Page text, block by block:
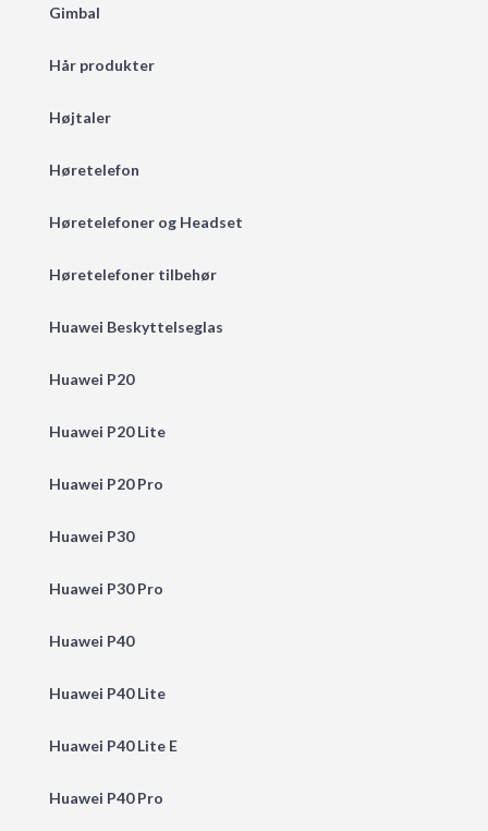
Gimbal
Hår produkter
Højtaler
Høretelefon
Høretelefoner og Headset
Høretelefoner tilbehør
Huawei Beskyttelseglas
Huawei P20
Huawei P20 Lite
Huawei P20 Pro
Huawei P30
Huawei P30 Pro
Huawei P40
Huawei P40 Lite
Huawei P40 Lite E
Huawei P40 Pro